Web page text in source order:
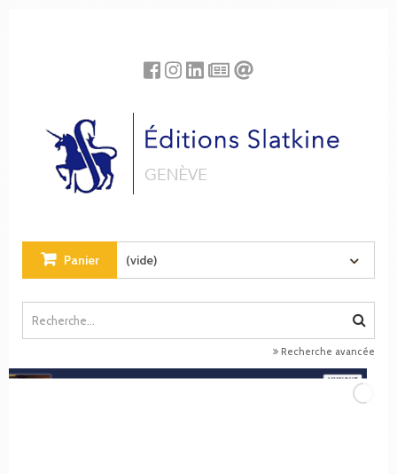
Panier (vide)
Recherche avancée